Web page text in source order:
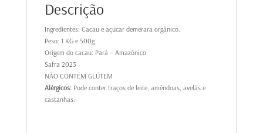
Descrição
Ingredientes: Cacau e açúcar demerara orgânico.
Peso: 1 KG e 500g
Origem do cacau: Pará – Amazônico
Safra 2023
NÃO CONTÉM GLÚTEM
Alérgicos:Pode conter traços de leite, amêndoas, avelãs e
castanhas.